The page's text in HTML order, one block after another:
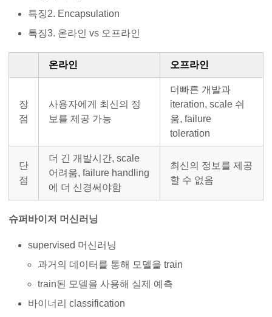
특징2. Encapsulation
특징3. 온라인 vs 오프라인
온라인 오프라인
장
점
사용자에게 최신의 정
보를 제공 가능
더빠른 개발과
iteration, scale 쉬
움, failure
toleration
단
점
더 긴 개발시간, scale
어려움, failure handling
에 더 신경써야함
최신의 정보를 제공
할 수 없음
슈퍼바이저 머신러닝
supervised 머신러닝
과거의 데이터를 통해 모델을 train
train된 모델을 사용해 실제 예측
바이너리 classification